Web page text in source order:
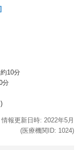
10分
分
情報更新日時: 2022年5月
(医療機関ID: 1024)